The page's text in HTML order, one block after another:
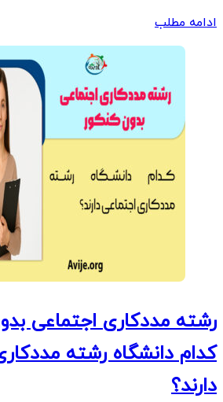
ادامه مطلب
رشته مددکاری اجتماعی
کدام دانشگاه رشته
دارند؟